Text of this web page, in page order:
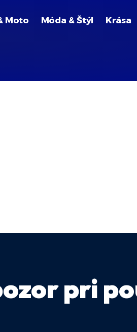
Moto Móda & Štýl Krása
pri